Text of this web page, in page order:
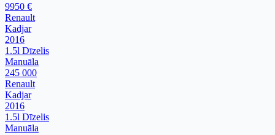
9950 €
Renault
Kadjar
2016
1.5l Dīzelis
Manuāla
245 000
Renault
Kadjar
2016
1.5l Dīzelis
Manuāla